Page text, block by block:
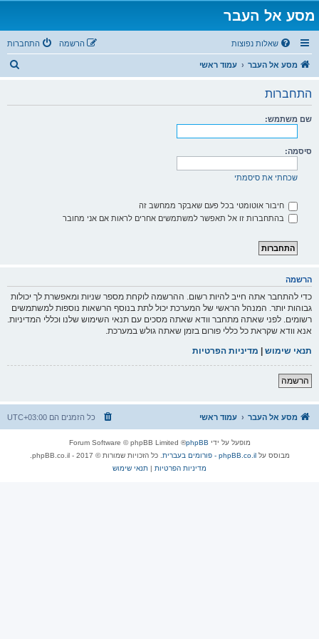
מסע אל העבר
שאלות נפוצות התחברות הרשמה
מסע אל העבר עמוד ראשי
התחברות
שם משתמש:
סיסמה:
שכחתי את סיסמתי
חיבור אוטומטי בכל פעם שאבקר ממחשב זה
בהתחברות זו אל תאפשר למשתמשים אחרים לראות אם אני מחובר
הרשמה
כדי להתחבר אתה חייב להיות רשום. ההרשמה לוקחת מספר שניות ומאפשרת לך יכולות
גבוהות יותר. המנהל הראשי של המערכת יכול לתת בנוסף הרשאות נוספות למשתמשים
רשומים. לפני שאתה מתחבר וודא שאתה מסכים עם תנאי השימוש שלנו וכללי המדיניות.
אנא וודא שקראת כל כללי פורום בזמן שאתה גולש במערכת.
תנאי שימוש | מדיניות הפרטיות
הרשמה
מסע אל העבר עמוד ראשי כל הזמנים הם UTC+03:00
מופעל על ידי phpBB
® Forum Software © phpBB Limited
מבוסס עלphpBB.co.il - פורומים בעברית
. כל הזכויות שמורות © 2017 - phpBB.co.il.
מדיניות הפרטיות | תנאי שימוש